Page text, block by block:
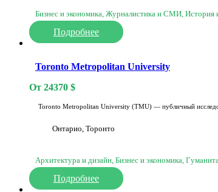
Бизнес и экономика, Журналистика и СМИ, История
Подробнее
Toronto Metropolitan University
От 24370 $
Toronto Metropolitan University (TMU) — публичный
Онтарио, Торонто
Архитектура и дизайн, Бизнес и экономика,
Подробнее